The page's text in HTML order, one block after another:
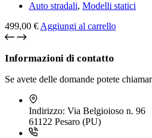
Auto stradali, Modelli statici
499,00 € Aggiungi al carrello
Informazioni di contatto
Se avete delle domande potete
Indirizzo: Via Belgioioso n. 96
61122 Pesaro (PU)